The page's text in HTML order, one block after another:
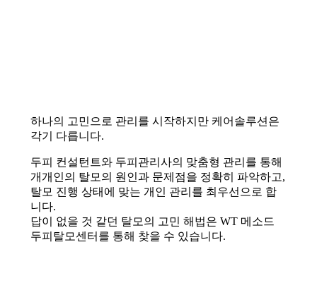
하나의 고민으로 관리를 시작하지만 케어솔루션은
각기 다릅니다.
두피 컨설턴트와 두피관리사의 맞춤형 관리를 통해
개개인의 탈모의 원인과 문제점을 정확히 파악하고,
탈모 진행 상태에 맞는 개인 관리를 최우선으로 합
니다.
답이 없을 것 같던 탈모의 고민 해법은 WT 메소드
두피탈모센터를 통해 찾을 수 있습니다.